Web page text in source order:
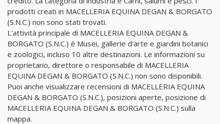
prodotti creati in MACELLERIA EQUINA DEGAN & BORGATO
(S.N.C.) non sono stati trovati.
L'attività principale di MACELLERIA EQUINA DEGAN &
BORGATO (S.N.C.) è Musei, gallerie d'arte e giardini botanici
e zoologici, incluso 10 altre destinazioni. Le informazioni su
proprietario, direttore o responsabile di MACELLERIA
EQUINA DEGAN & BORGATO (S.N.C.) non sono disponibili.
Puoi anche visualizzare recensioni di MACELLERIA EQUINA
DEGAN & BORGATO (S.N.C.), posizioni aperte, posizione di
MACELLERIA EQUINA DEGAN & BORGATO (S.N.C.) sulla
mappa.